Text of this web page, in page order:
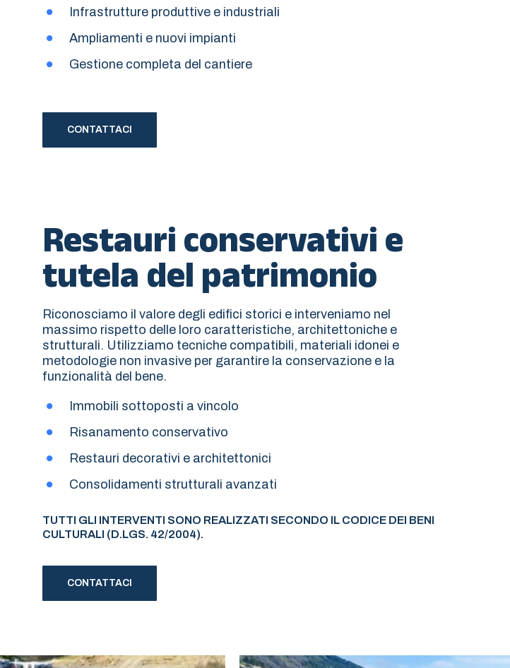
Infrastrutture produttive e industriali
Ampliamenti e nuovi impianti
Gestione completa del cantiere
CONTATTACI
Restauri conservativi e
tutela del patrimonio
Riconosciamo il valore degli edifici storici e interveniamo nel
massimo rispetto delle loro caratteristiche, architettoniche e
strutturali. Utilizziamo tecniche compatibili, materiali idonei e
metodologie non invasive per garantire la conservazione e la
funzionalità del bene.
Immobili sottoposti a vincolo
Risanamento conservativo
Restauri decorativi e architettonici
Consolidamenti strutturali avanzati
TUTTI GLI INTERVENTI SONO REALIZZATI SECONDO IL CODICE DEI BENI
CULTURALI (D.LGS. 42/2004).
CONTATTACI